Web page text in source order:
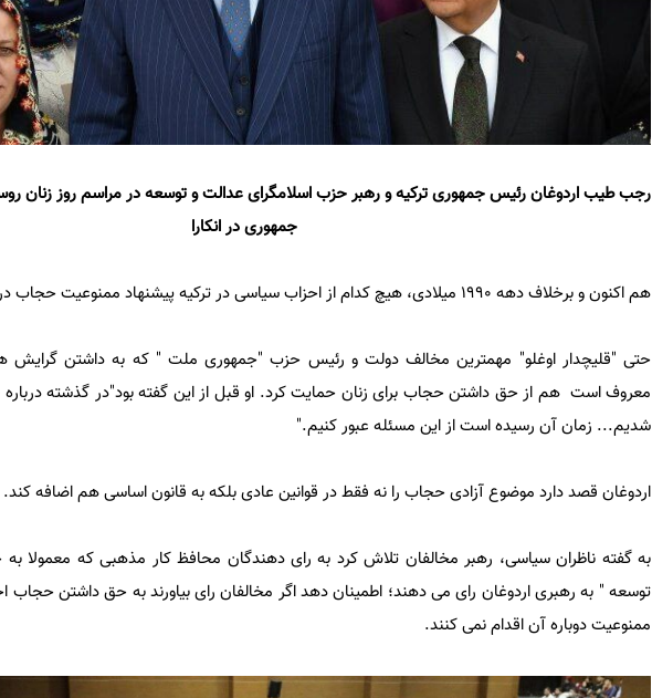
رجب طیب اردوغان رئیس جمهوری ترکیه و رهبر حزب اسلامگرای عدالت و توسعه در مراسم روز زنان
جمهوری در انکارا
هم اکنون و برخلاف دهه 1990 میلادی، هیچ کدام از احزاب سیاسی در ترکیه پیشنهاد ممنوعیت حجاب در ترکیه را مطرح نمی کنند.
حتی "قلیچدار اوغلو" مهمترین مخالف دولت و رئیس حزب "جمهوری ملت " که به داشتن گرایش
معروف است هم از حق داشتن حجاب برای زنان حمایت کرد. او قبل از این گفته بود"در گذشته
شدیم... زمان آن رسیده است از این مسئله عبور کنیم."
اردوغان قصد دارد موضوع آزادی حجاب را نه فقط در قوانین عادی بلکه به قانون اساسی هم اضافه کند.
به گفته ناظران سیاسی، رهبر مخالفان تلاش کرد به رای دهندگان محافظ کار مذهبی که معمولا
توسعه " به رهبری اردوغان رای می دهند؛ اطمینان دهد اگر مخالفان رای بیاورند به حق داشتن حجاب
ممنوعیت دوباره آن اقدام نمی کنند.